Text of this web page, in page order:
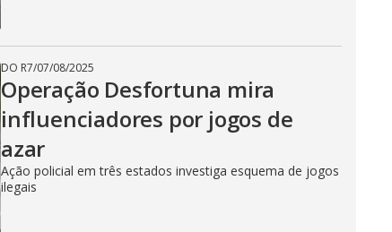
DO R7/07/08/2025
Operação Desfortuna mira
influenciadores por jogos de
azar
Ação policial em três estados investiga esquema de jogos
ilegais